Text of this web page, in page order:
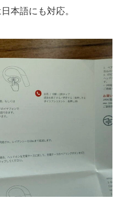
本語にも対応。